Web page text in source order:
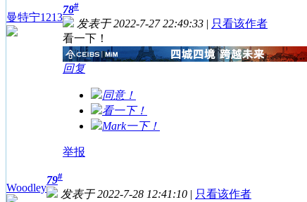
曼特宁1213
78#
发表于 2022-7-27 22:49:33 | 只看该作者
看一下！
回复
同意！
看一下！
Mark一下！
举报
Woodley
79#
发表于 2022-7-28 12:41:10 | 只看该作者